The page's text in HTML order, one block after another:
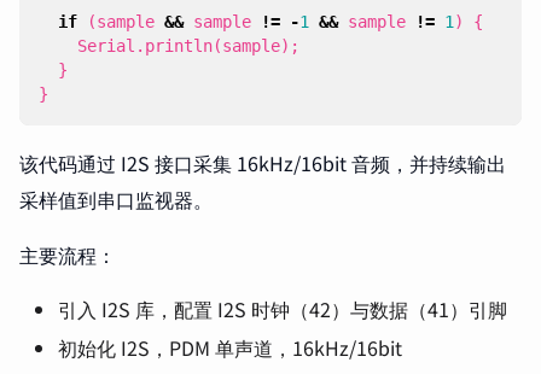
if (sample && sample != -1 && sample != 1 )
{
Serial . println(sample);
}
}
该代码通过 I2S 接口采集 16kHz/16bit 音频，并持续输出
采样值到串口监视器。
主要流程：
引入 I2S 库，配置 I2S 时钟（42）与数据（41）引脚
初始化 I2S，PDM 单声道，16kHz/16bit